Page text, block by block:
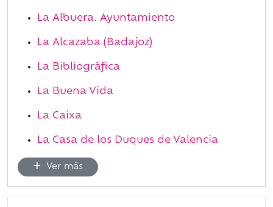
La Albuera. Ayuntamiento
La Alcazaba (Badajoz)
La Bibliográfica
La Buena Vida
La Caixa
La Casa de los Duques de Valencia
Ver más